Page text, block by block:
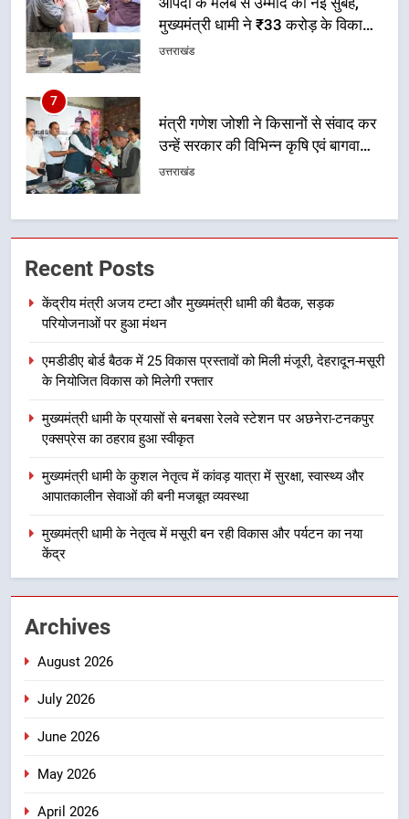
मंत्री गणेश जोशी ने किसानों से संवाद कर
उन्हें सरकार की विभिन्न कृषि एवं बागवानी
योजनाओं का अधिक से अधिक लाभ उठाने
उत्तराखंड
8
खेल मंत्री रेखा आर्या ने देवभूमि से बुलंद
किया 2036 ओलंपिक मेजबानी का संकल्प
उत्तराखंड
1
उत्तराखंड
एमडीडीए बोर्ड बैठक में 25 विकास प्रस्तावों
को मिली मंजूरी, देहरादून-मसूरी के
नियोजित विकास को मिलेगी रफ्तार
उत्तराखंड
मुख्यमंत्री धामी के प्रयासों से बनबसा रेलवे
स्टेशन पर अछनेरा-टनकपुर एक्सप्रेस का
ठहराव हुआ स्वीकृत
उत्तराखंड
5
Recent Posts
केंद्रीय मंत्री अजय टम्टा और मुख्यमंत्री धामी की बैठक, सड़क
परियोजनाओं पर हुआ मंथन
एमडीडीए बोर्ड बैठक में 25 विकास प्रस्तावों को मिली मंजूरी, देहरादून-मसूरी
के नियोजित विकास को मिलेगी रफ्तार
मुख्यमंत्री धामी के प्रयासों से बनबसा रेलवे स्टेशन पर अछनेरा-टनकपुर
एक्सप्रेस का ठहराव हुआ स्वीकृत
मुख्यमंत्री धामी के कुशल नेतृत्व में कांवड़ यात्रा में सुरक्षा, स्वास्थ्य और
आपातकालीन सेवाओं की बनी मजबूत व्यवस्था
मुख्यमंत्री धामी के नेतृत्व में मसूरी बन रही विकास और पर्यटन का नया
केंद्र
Archives
August 2026
July 2026
June 2026
May 2026
April 2026